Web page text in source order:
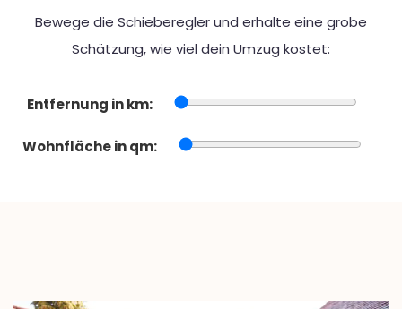
Bewege die Schieberegler und erhalte eine grobe
Schätzung, wie viel dein Umzug kostet:
Entfernung in km:
Wohnfläche in qm: